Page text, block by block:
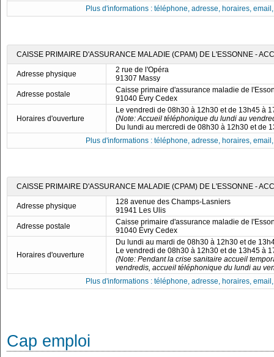
Plus d'informations : téléphone, adresse, horaires,
CAISSE PRIMAIRE D'ASSURANCE MALADIE (CPAM) DE L'ESSONNE -
Adresse physique
2 rue de l'Opéra
91307 Massy
Adresse postale
Caisse primaire d'assurance maladie de
91040 Évry Cedex
Horaires d'ouverture
Le vendredi de 08h30 à 12h30 et de 13h45 à
(Note: Accueil téléphonique du lundi au
Du lundi au mercredi de 08h30 à 12h30 et de
Plus d'informations : téléphone, adresse, horaires,
CAISSE PRIMAIRE D'ASSURANCE MALADIE (CPAM) DE L'ESSONNE -
Adresse physique
128 avenue des Champs-Lasniers
91941 Les Ulis
Adresse postale
Caisse primaire d'assurance maladie de
91040 Évry Cedex
Horaires d'ouverture
Du lundi au mardi de 08h30 à 12h30 et de
Le vendredi de 08h30 à 12h30 et de 13h45 à
(Note: Pendant la crise sanitaire accueil
vendredis, accueil téléphonique du lundi au
Plus d'informations : téléphone, adresse, horaires,
Cap emploi